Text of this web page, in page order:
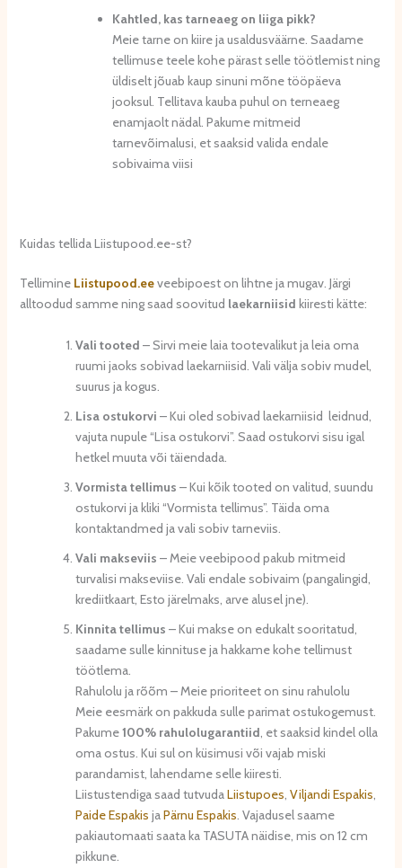
Kahtled, kas tarneaeg on liiga pikk?
Meie tarne on kiire ja usaldusväärne. Saadame
tellimuse teele kohe pärast selle töötlemist ning
üldiselt jõuab kaup sinuni mõne tööpäeva
jooksul. Tellitava kauba puhul on terneaeg
enamjaolt nädal. Pakume mitmeid
tarnevõimalusi, et saaksid valida endale
sobivaima viisi
Kuidas tellida Liistupood.ee-st?
Tellimine Liistupood.eeveebipoest on lihtne ja mugav. Järgi
alltoodud samme ning saad soovitud laekarniisid kiiresti kätte:
Vali tooted – Sirvi meie laia tootevalikut ja leia oma
ruumi jaoks sobivad laekarniisid. Vali välja sobiv mudel,
suurus ja kogus.
Lisa ostukorvi – Kui oled sobivad laekarniisid leidnud,
vajuta nupule “Lisa ostukorvi”. Saad ostukorvi sisu igal
hetkel muuta või täiendada.
Vormista tellimus – Kui kõik tooted on valitud, suundu
ostukorvi ja kliki “Vormista tellimus”. Täida oma
kontaktandmed ja vali sobiv tarneviis.
Vali makseviis – Meie veebipood pakub mitmeid
turvalisi makseviise. Vali endale sobivaim (pangalingid,
krediitkaart, Esto järelmaks, arve alusel jne).
Kinnita tellimus – Kui makse on edukalt sooritatud,
saadame sulle kinnituse ja hakkame kohe tellimust
töötlema.
Rahulolu ja rõõm – Meie prioriteet on sinu rahulolu
Meie eesmärk on pakkuda sulle parimat ostukogemust.
Pakume100% rahulolugarantiid, et saaksid kindel olla
oma ostus. Kui sul on küsimusi või vajab miski
parandamist, lahendame selle kiiresti.
Liistustendiga saad tutvudaLiistupoes, Viljandi Espakis,
Paide Espakis jaPärnu Espakis. Vajadusel saame
pakiautomaati saata ka TASUTA näidise, mis on 12 cm
pikkune.